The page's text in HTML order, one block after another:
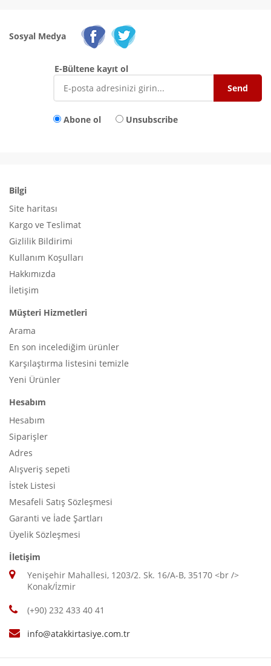
Sosyal Medya
E-Bültene kayıt ol
Abone ol Unsubscribe
Bilgi
Site haritası
Kargo ve Teslimat
Gizlilik Bildirimi
Kullanım Koşulları
Hakkımızda
İletişim
Müşteri Hizmetleri
Arama
En son incelediğim ürünler
Karşılaştırma listesini temizle
Yeni Ürünler
Hesabım
Hesabım
Siparişler
Adres
Alışveriş sepeti
İstek Listesi
Mesafeli Satış Sözleşmesi
Garanti ve İade Şartları
Üyelik Sözleşmesi
İletişim
Yenişehir Mahallesi, 1203/2. Sk. 16/A-B, 35170 <br />
Konak/İzmir
(+90) 232 433 40 41
info@atakkirtasiye.com.tr